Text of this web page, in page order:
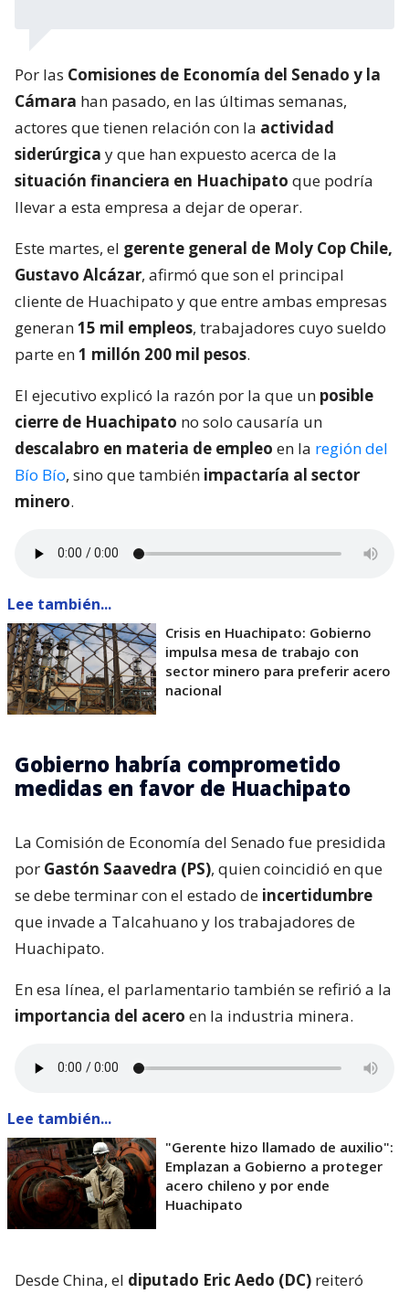
Por las Comisiones de Economía del Senado y la
Cámara han pasado, en las últimas semanas,
actores que tienen relación con la actividad
siderúrgica y que han expuesto acerca de la
situación financiera en Huachipato que podría
llevar a esta empresa a dejar de operar.
Este martes, el gerente general de Moly Cop Chile,
Gustavo Alcázar, afirmó que son el principal
cliente de Huachipato y que entre ambas empresas
generan15 mil empleos, trabajadores cuyo sueldo
parte en1 millón 200 mil pesos.
El ejecutivo explicó la razón por la que un posible
cierre de Huachipato no solo causaría un
descalabro en materia de empleo en la región del
Bío Bío, sino que también impactaría al sector
minero.
Lee también...
Crisis en Huachipato: Gobierno
impulsa mesa de trabajo con
sector minero para preferir acero
nacional
Gobierno habría comprometido
medidas en favor de Huachipato
La Comisión de Economía del Senado fue presidida
por Gastón Saavedra (PS), quien coincidió en que
se debe terminar con el estado de incertidumbre
que invade a Talcahuano y los trabajadores de
Huachipato.
En esa línea, el parlamentario también se refirió a la
importancia del acero en la industria minera.
Lee también...
"Gerente hizo llamado de auxilio":
Emplazan a Gobierno a proteger
acero chileno y por ende
Huachipato
Desde China, el diputado Eric Aedo (DC) reiteró